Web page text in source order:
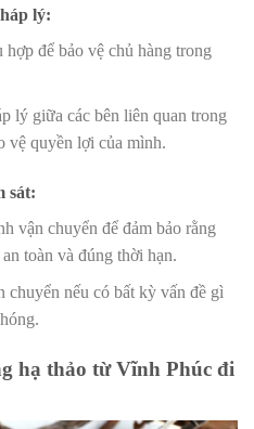
lý:
để bảo vệ chủ hàng trong
lý giữa các bên liên quan trong
vệ quyền lợi của mình.
sát:
vận chuyển để đảm bảo rằng
toàn và đúng thời hạn.
nếu có bất kỳ vấn đề gì
hạ thảo từ Vĩnh Phúc đi